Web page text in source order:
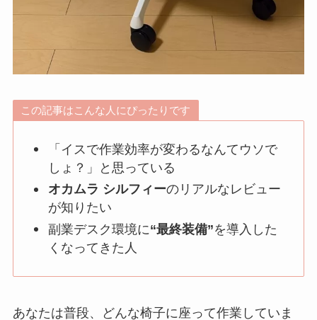
この記事はこんな人にぴったりです
「イスで作業効率が変わるなんてウソで
しょ？」と思っている
オカムラ シルフィーのリアルなレビュー
が知りたい
副業デスク環境に“最終装備”を導入した
くなってきた人
あなたは普段、どんな椅子に座って作業していま